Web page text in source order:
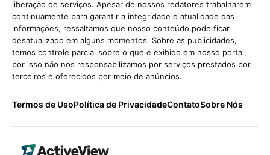
liberação de serviços. Apesar de nossos redatores trabalharem
continuamente para garantir a integridade e atualidade das
informações, ressaltamos que nosso conteúdo pode ficar
desatualizado em alguns momentos. Sobre as publicidades,
temos controle parcial sobre o que é exibido em nosso portal,
por isso não nos responsabilizamos por serviços prestados por
terceiros e oferecidos por meio de anúncios.
Termos de UsoPolítica de PrivacidadeContatoSobre Nós